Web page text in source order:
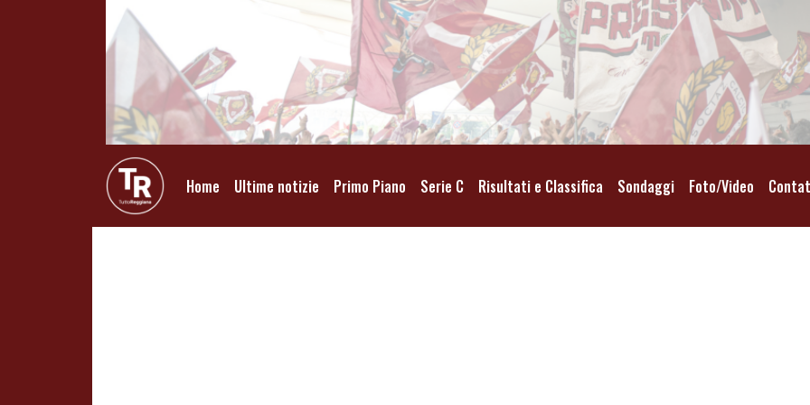
Home Ultime notizie Primo Piano Serie C Risultati e Classifica Sondaggi Foto/Video